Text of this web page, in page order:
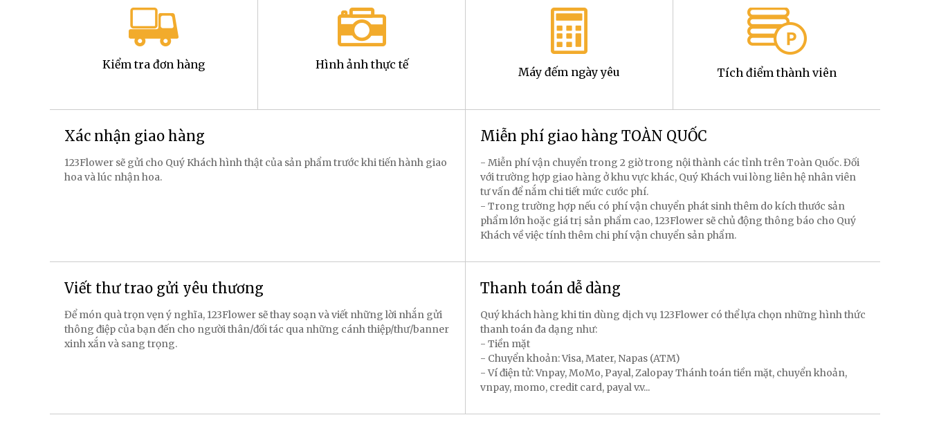
Kiểm tra đơn hàng Hình ảnh thực tế
Máy đếm ngày yêu Tích điểm thành viên
Xác nhận giao hàng
123Flower sẽ gửi cho Quý Khách hình thật của sản phẩm trước khi tiến hành giao
hoa và lúc nhận hoa.
Miễn phí giao hàng TOÀN QUỐC
- Miễn phí vận chuyển trong 2 giờ trong nội thành các tỉnh trên Toàn Quốc. Đối
với trường hợp giao hàng ở khu vực khác, Quý Khách vui lòng liên hệ nhân viên
tư vấn để nắm chi tiết mức cước phí.
- Trong trường hợp nếu có phí vận chuyển phát sinh thêm do kích thước sản
phẩm lớn hoặc giá trị sản phẩm cao, 123Flower sẽ chủ động thông báo cho Quý
Khách về việc tính thêm chi phí vận chuyển sản phẩm.
Viết thư trao gửi yêu thương
Để món quà trọn vẹn ý nghĩa, 123Flower sẽ thay soạn và viết những lời nhắn gửi
thông điệp của bạn đến cho người thân/đối tác qua những cánh thiệp/thư/banner
xinh xắn và sang trọng.
Thanh toán dễ dàng
Quý khách hàng khi tin dùng dịch vụ 123Flower có thể lựa chọn những hình thức
thanh toán đa dạng như:
- Tiền mặt
- Chuyển khoản: Visa, Mater, Napas (ATM)
- Ví điện tử: Vnpay, MoMo, Payal, Zalopay Thánh toán tiền mặt, chuyển khoản,
vnpay, momo, credit card, payal v.v...